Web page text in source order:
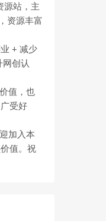
源站，主
资源丰富
+ 减少
网创认
值，也
受好
加入本
值。祝